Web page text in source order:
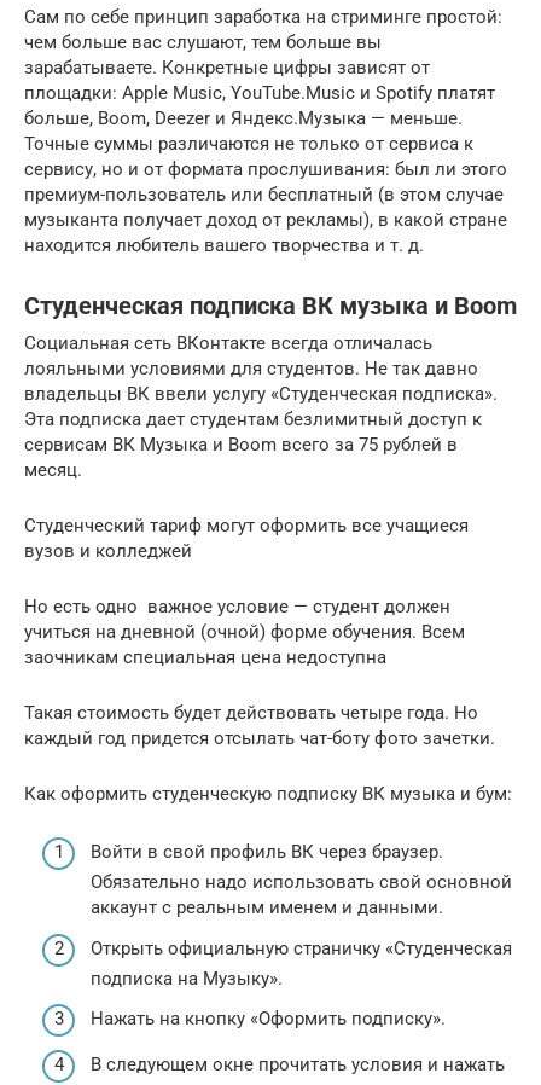
Сам по себе принцип заработка на стриминге простой:
чем больше вас слушают, тем больше вы
зарабатываете. Конкретные цифры зависят от
площадки: Apple Music, YouTube.Music и Spotify платят
больше, Boom, Deezer и Яндекс.Музыка — меньше.
Точные суммы различаются не только от сервиса к
сервису, но и от формата прослушивания: был ли этого
премиум-пользователь или бесплатный (в этом случае
музыканта получает доход от рекламы), в какой стране
находится любитель вашего творчества и т. д.
Студенческая подписка ВК музыка и Boom
Социальная сеть ВКонтакте всегда отличалась
лояльными условиями для студентов. Не так давно
владельцы ВК ввели услугу «Студенческая подписка».
Эта подписка дает студентам безлимитный доступ к
сервисам ВК Музыка и Boom всего за 75 рублей в
месяц.
Студенческий тариф могут оформить все учащиеся
вузов и колледжей
Но есть одно важное условие — студент должен
учиться на дневной (очной) форме обучения. Всем
заочникам специальная цена недоступна
Такая стоимость будет действовать четыре года. Но
каждый год придется отсылать чат-боту фото зачетки.
Как оформить студенческую подписку ВК музыка и бум:
Войти в свой профиль ВК через браузер.
Обязательно надо использовать свой основной
аккаунт с реальным именем и данными.
Открыть официальную страничку «Студенческая
подписка на Музыку».
Нажать на кнопку «Оформить подписку».
В следующем окне прочитать условия и нажать